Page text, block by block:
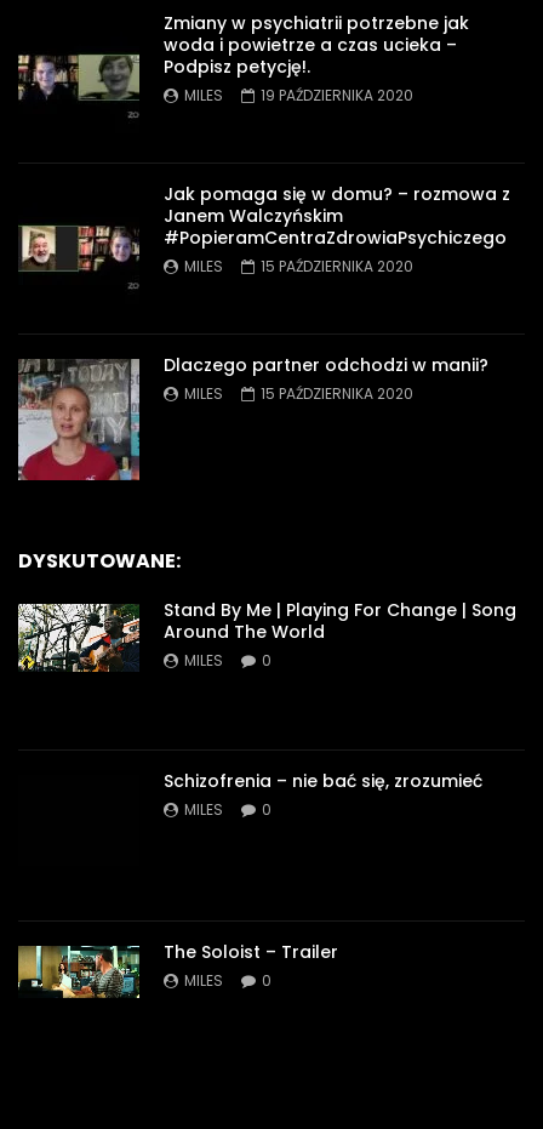
Zmiany w psychiatrii potrzebne jak
woda i powietrze a czas ucieka –
Podpisz petycję!.
MILES 19 PAŹDZIERNIKA 2020
Jak pomaga się w domu? – rozmowa z
Janem Walczyńskim
#PopieramCentraZdrowiaPsychiczego
MILES 15 PAŹDZIERNIKA 2020
Dlaczego partner odchodzi w manii?
MILES 15 PAŹDZIERNIKA 2020
DYSKUTOWANE:
Stand By Me | Playing For Change | Song
Around The World
MILES 0
Schizofrenia – nie bać się, zrozumieć
MILES 0
The Soloist – Trailer
MILES 0